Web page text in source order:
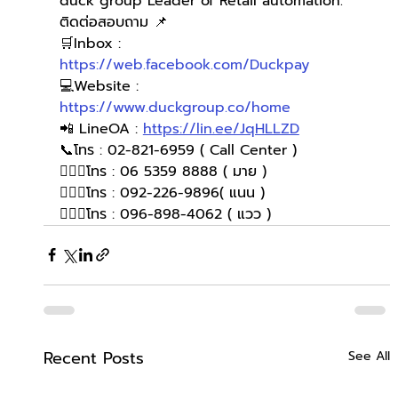
ติดต่อสอบถาม 📌
🛒Inbox :
https://web.facebook.com/Duckpay
💻Website :
https://www.duckgroup.co/home
📲 LineOA : https://lin.ee/JqHLLZD
📞โทร : 02-821-6959 ( Call Center )
🙋🏻‍♀️โทร : 06 5359 8888 ( มาย )
🙋🏻‍♀️โทร : 092-226-9896( แนน )
🙋🏻‍♀โทร : 096-898-4062 ( แวว )
Recent Posts See All